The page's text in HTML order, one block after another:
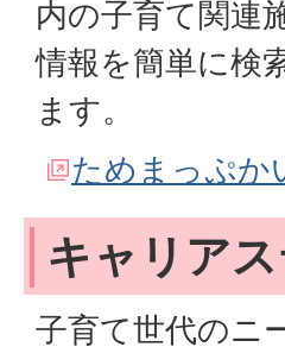
内の子育て関連
情報を簡単に検
ます。
ためまっぷか
キャリア
子育て世代のニ